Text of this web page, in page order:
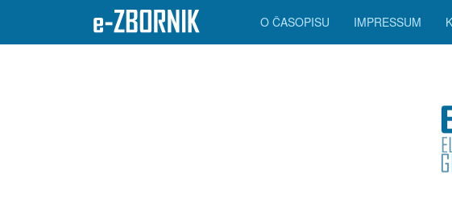
O ČASOPISU IMPRESSUM